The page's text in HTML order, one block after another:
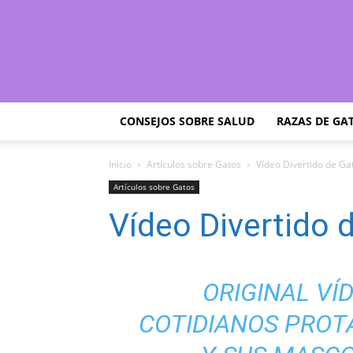
CONSEJOS SOBRE SALUD RAZAS DE
Inicio Artículos sobre Gatos Vídeo Divertido de
Artículos sobre Gatos
Vídeo Divertido
ORIGINAL
COTIDIANOS